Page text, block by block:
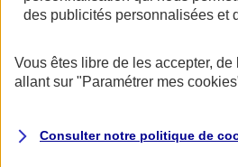
AXA
des publicités personnalisées et
Vous êtes libre de les accepter,
allant sur "Paramétrer mes cookies
Consulter notre politique de